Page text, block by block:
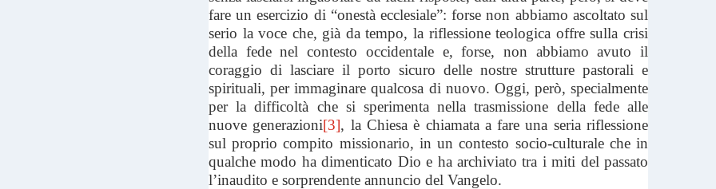
fare un esercizio di “onestà ecclesiale”: forse non abbiamo ascoltato sul
serio la voce che, già da tempo, la riflessione teologica offre sulla crisi
della fede nel contesto occidentale e, forse, non abbiamo avuto il
coraggio di lasciare il porto sicuro delle nostre strutture pastorali e
spirituali, per immaginare qualcosa di nuovo. Oggi, però, specialmente
per la difficoltà che si sperimenta nella trasmissione della fede alle
nuove generazioni[3], la Chiesa è chiamata a fare una seria riflessione
sul proprio compito missionario, in un contesto socio-culturale che in
qualche modo ha dimenticato Dio e ha archiviato tra i miti del passato
l’inaudito e sorprendente annuncio del Vangelo.